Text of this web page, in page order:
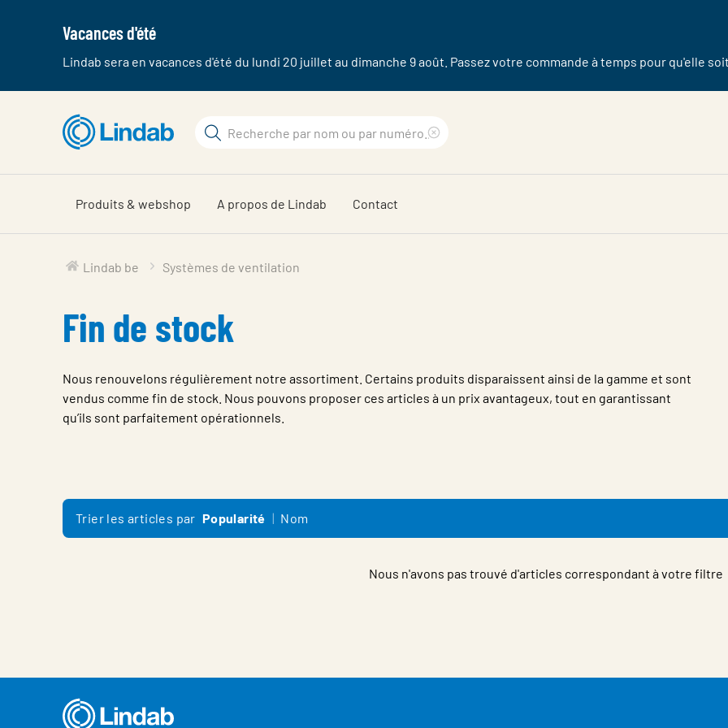
Vacances d'été
Lindab sera en vacances d'été du lundi 20 juillet au dimanche 9 août. Passez votre commande à temps pour qu'elle
principal
Rechercher
sur
search
Produits & webshop A propos de Lindab Contact
Lindab be Systèmes de ventilation
Fin de stock
Nous renouvelons régulièrement notre assortiment. Certains produits disparaissent ainsi de la gamme et sont
vendus comme fin de stock. Nous pouvons proposer ces articles à un prix avantageux, tout en garantissant
qu’ils sont parfaitement opérationnels.
Trier les articles par Popularité Nom
Nous n'avons pas trouvé d'articles correspondant à votre filtre